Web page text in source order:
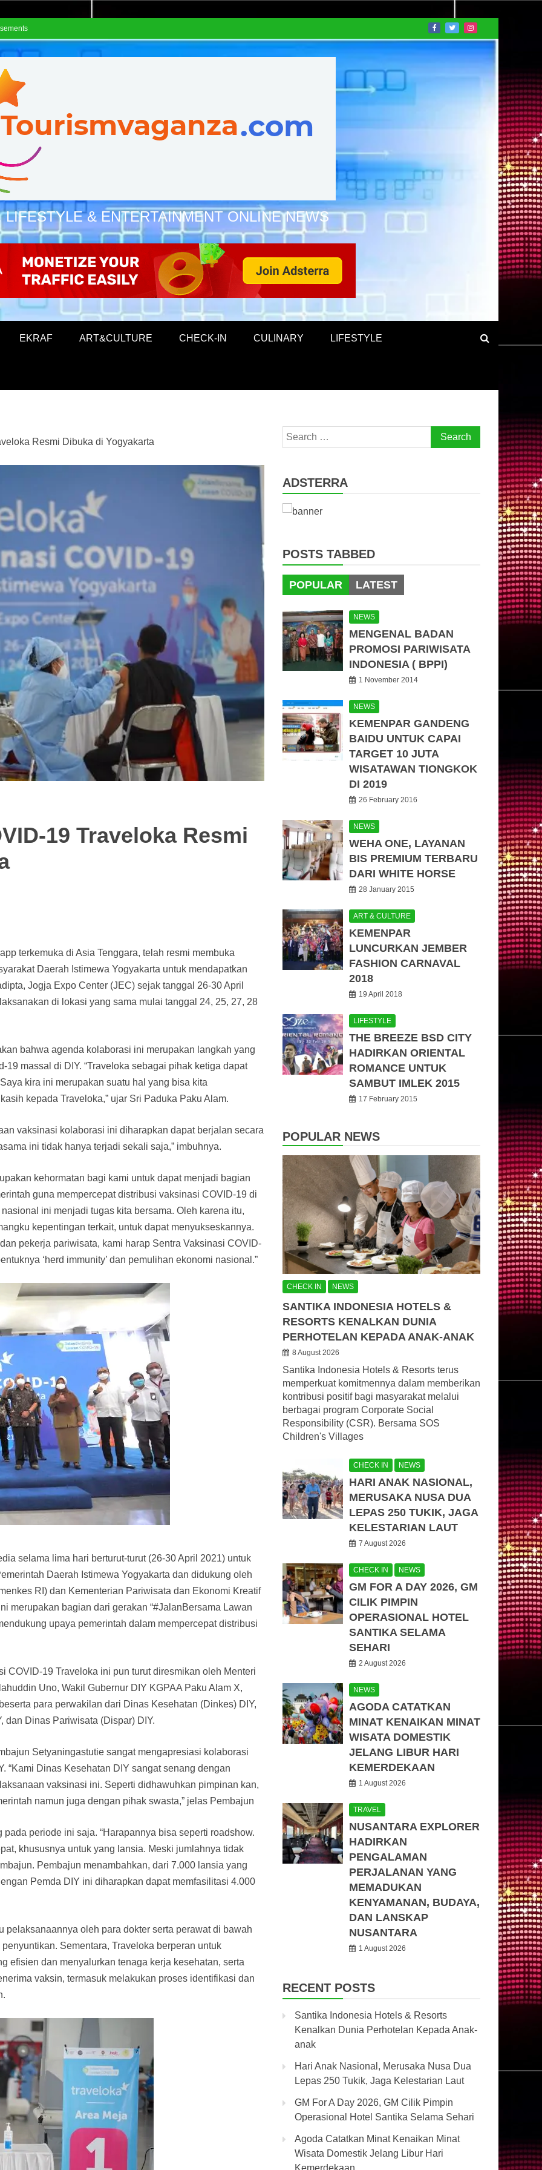
LIFESTYLE & ENTERTAINMENT ONLINE NEWS
EKRAF ART&CULTURE CHECK-IN CULINARY LIFESTYLE
Resmi Dibuka di Yogyakarta
19 Traveloka Resmi
terkemuka di Asia Tenggara, telah resmi membuka
Daerah Istimewa Yogyakarta untuk mendapatkan
Jogja Expo Center (JEC) sejak tanggal 26-30 April
di lokasi yang sama mulai tanggal 24, 25, 27, 28
bahwa agenda kolaborasi ini merupakan langkah yang
massal di DIY. “Traveloka sebagai pihak ketiga dapat
kira ini merupakan suatu hal yang bisa kita
kepada Traveloka,” ujar Sri Paduka Paku Alam.
vaksinasi kolaborasi ini diharapkan dapat berjalan secara
ini tidak hanya terjadi sekali saja,” imbuhnya.
kehormatan bagi kami untuk dapat menjadi bagian
guna mempercepat distribusi vaksinasi COVID-19 di
ini menjadi tugas kita bersama. Oleh karena itu,
kepentingan terkait, untuk dapat menyukseskannya.
pekerja pariwisata, kami harap Sentra Vaksinasi COVID-
‘herd immunity’ dan pemulihan ekonomi nasional.”
selama lima hari berturut-turut (26-30 April 2021) untuk
Daerah Istimewa Yogyakarta dan didukung oleh
RI) dan Kementerian Pariwisata dan Ekonomi Kreatif
merupakan bagian dari gerakan “#JalanBersama Lawan
upaya pemerintah dalam mempercepat distribusi
COVID-19 Traveloka ini pun turut diresmikan oleh Menteri
Uno, Wakil Gubernur DIY KGPAA Paku Alam X,
para perwakilan dari Dinas Kesehatan (Dinkes) DIY,
dan Dinas Pariwisata (Dispar) DIY.
Setyaningastutie sangat mengapresiasi kolaborasi
“Kami Dinas Kesehatan DIY sangat senang dengan
vaksinasi ini. Seperti didhawuhkan pimpinan kan,
namun juga dengan pihak swasta,” jelas Pembajun
periode ini saja. “Harapannya bisa seperti roadshow.
khususnya untuk yang lansia. Meski jumlahnya tidak
Pembajun menambahkan, dari 7.000 lansia yang
Pemda DIY ini diharapkan dapat memfasilitasi 4.000
oleh para dokter serta perawat di bawah
Sementara, Traveloka berperan untuk
efisien dan menyalurkan tenaga kerja kesehatan, serta
vaksin, termasuk melakukan proses identifikasi dan
Search
for:
ADSTERRA
POSTS TABBED
POPULAR LATEST
NEWS
MENGENAL BADAN
PROMOSI PARIWISATA
INDONESIA ( BPPI)
1 November 2014
NEWS
KEMENPAR GANDENG
BAIDU UNTUK CAPAI
TARGET 10 JUTA
WISATAWAN TIONGKOK
DI 2019
26 February 2016
NEWS
WEHA ONE, LAYANAN
BIS PREMIUM TERBARU
DARI WHITE HORSE
28 January 2015
ART & CULTURE
KEMENPAR
LUNCURKAN JEMBER
FASHION CARNAVAL
2018
19 April 2018
LIFESTYLE
THE BREEZE BSD CITY
HADIRKAN ORIENTAL
ROMANCE UNTUK
SAMBUT IMLEK 2015
17 February 2015
POPULAR NEWS
CHECK IN NEWS
SANTIKA INDONESIA HOTELS &
RESORTS KENALKAN DUNIA
PERHOTELAN KEPADA ANAK-ANAK
8 August 2026
Santika Indonesia Hotels & Resorts terus
memperkuat komitmennya dalam memberikan
kontribusi positif bagi masyarakat melalui
berbagai program Corporate Social
Responsibility (CSR). Bersama SOS
Children's Villages
CHECK IN NEWS
HARI ANAK NASIONAL,
MERUSAKA NUSA DUA
LEPAS 250 TUKIK, JAGA
KELESTARIAN LAUT
7 August 2026
CHECK IN NEWS
GM FOR A DAY 2026, GM
CILIK PIMPIN
OPERASIONAL HOTEL
SANTIKA SELAMA
SEHARI
2 August 2026
NEWS
AGODA CATATKAN
MINAT KENAIKAN MINAT
WISATA DOMESTIK
JELANG LIBUR HARI
KEMERDEKAAN
1 August 2026
TRAVEL
NUSANTARA EXPLORER
HADIRKAN
PENGALAMAN
PERJALANAN YANG
MEMADUKAN
KENYAMANAN, BUDAYA,
DAN LANSKAP
NUSANTARA
1 August 2026
RECENT POSTS
Santika Indonesia Hotels & Resorts
Kenalkan Dunia Perhotelan Kepada Anak-
anak
Hari Anak Nasional, Merusaka Nusa Dua
Lepas 250 Tukik, Jaga Kelestarian Laut
GM For A Day 2026, GM Cilik Pimpin
Operasional Hotel Santika Selama Sehari
Agoda Catatkan Minat Kenaikan Minat
Wisata Domestik Jelang Libur Hari